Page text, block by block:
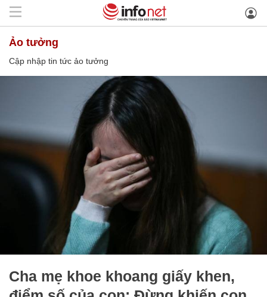
ảo tưởng
Cập nhập tin tức ảo tưởng
Cha mẹ khoe khoang giấy khen,